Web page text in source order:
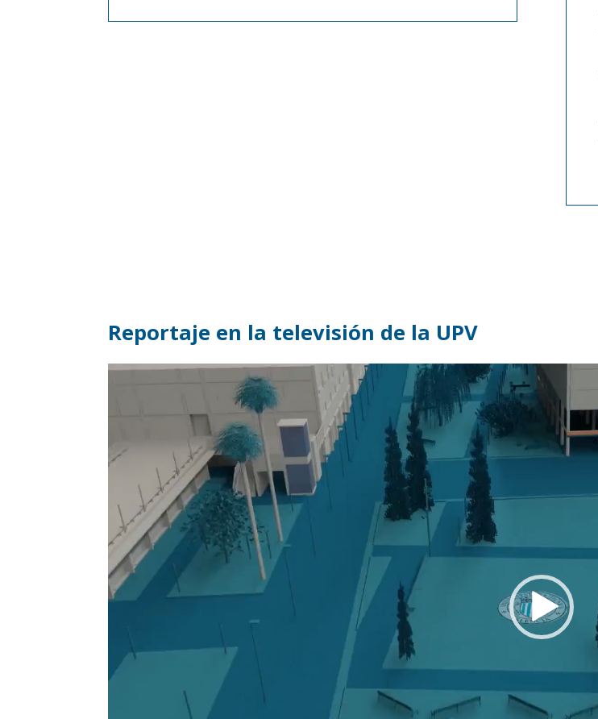
Reportaje en la televisión de la UPV
Reproductor